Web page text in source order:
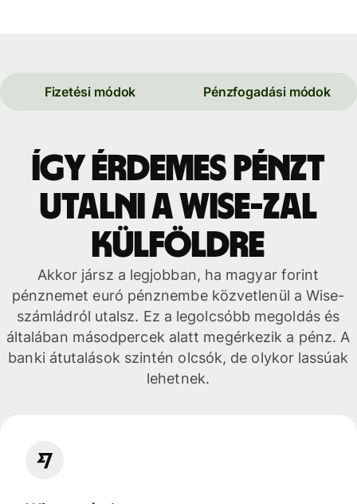
Fizetési módok Pénzfogadási módok
Így érdemes pénzt
utalni a Wise-zal
külföldre
Akkor jársz a legjobban, ha magyar forint
pénznemet euró pénznembe közvetlenül a Wise-
számládról utalsz. Ez a legolcsóbb megoldás és
általában másodpercek alatt megérkezik a pénz. A
banki átutalások szintén olcsók, de olykor lassúak
lehetnek.